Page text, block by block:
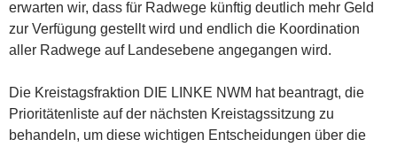
erwarten wir, dass für Radwege künftig deutlich mehr Geld
zur Verfügung gestellt wird und endlich die Koordination
aller Radwege auf Landesebene angegangen wird.
Die Kreistagsfraktion DIE LINKE NWM hat beantragt, die
Prioritätenliste auf der nächsten Kreistagssitzung zu
behandeln, um diese wichtigen Entscheidungen über die